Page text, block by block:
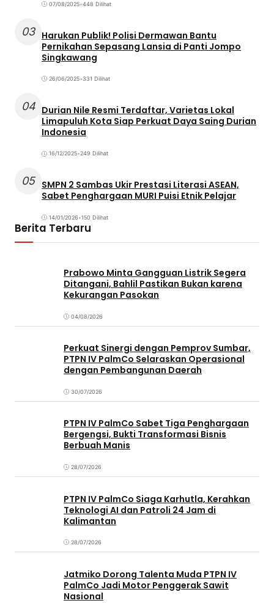
07/08/2025•448 Dilihat
03 Harukan Publik! Polisi Dermawan Bantu
Pernikahan Sepasang Lansia di Panti Jompo
Singkawang
26/06/2025•331 Dilihat
04 Durian Nile Resmi Terdaftar, Varietas Lokal
Limapuluh Kota Siap Perkuat Daya Saing Durian
Indonesia
16/12/2025•249 Dilihat
05 SMPN 2 Sambas Ukir Prestasi Literasi ASEAN,
Sabet Penghargaan MURI Puisi Etnik Pelajar
14/01/2026•150 Dilihat
Berita Terbaru
Prabowo Minta Gangguan Listrik Segera
Ditangani, Bahlil Pastikan Bukan karena
Kekurangan Pasokan
04/08/2026
Perkuat Sinergi dengan Pemprov Sumbar,
PTPN IV PalmCo Selaraskan Operasional
dengan Pembangunan Daerah
30/07/2026
PTPN IV PalmCo Sabet Tiga Penghargaan
Bergengsi, Bukti Transformasi Bisnis
Berbuah Manis
28/07/2026
PTPN IV PalmCo Siaga Karhutla, Kerahkan
Teknologi AI dan Patroli 24 Jam di
Kalimantan
28/07/2026
Jatmiko Dorong Talenta Muda PTPN IV
PalmCo Jadi Motor Penggerak Sawit
Nasional